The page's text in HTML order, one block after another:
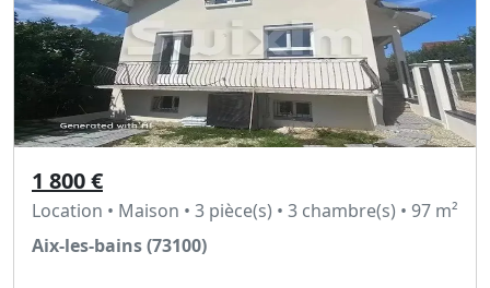
1 800 €
Location • Maison • 3 pièce(s) • 3 chambre(s) • 97 m²
Aix-les-bains (73100)